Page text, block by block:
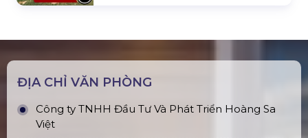
ĐỊA CHỈ VĂN PHÒNG
Công ty TNHH Đầu Tư Và Phát Triển Hoàng Sa
Việt